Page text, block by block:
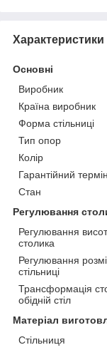
Характеристики
Основні
Виробник
Країна виробник
Форма стільниці
Тип опор
Колір
Гарантійний термін
Стан
Регулювання
Регулювання
столика
Регулювання
стільниці
Трансформація
обідній стіл
Матеріал
Стільниця